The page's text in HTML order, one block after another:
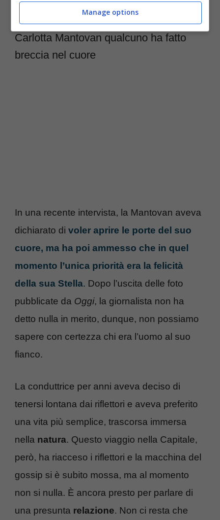
della conduttrice.
Carlotta Mantovan qualcuno ha fatto
breccia nel cuore
In una recente intervista, la Mantovan aveva
dichiarato di voler aprire le porte del suo
cuore, ma ha poi ammesso che in quel
momento l’unica priorità era la felicità
della sua Stella. Dopo l’uscita delle foto
pubblicate da Oggi, la giornalista non ha
detto nulla in merito, dunque, non possiamo
sapere con certezza chi era l’uomo al suo
fianco.
La conduttrice per anni aveva deciso di
tenersi lontana dai riflettori e aveva preferito
una vita più semplice, trascorsa immersa
nella natura. Questo viaggio nella Capitale,
però, ha riacceso i riflettori e la macchina del
gossip si è subito mossa, ma al momento
non si nulla. È ancora presto per parlare di
una presunta relazione. Non ci resta che
Manage options